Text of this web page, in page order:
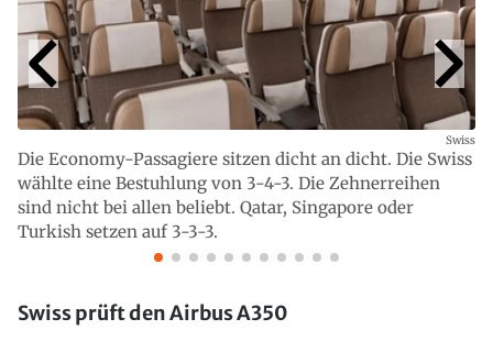
Die Economy-Passagiere sitzen dicht an dicht. Die Swiss
wählte eine Bestuhlung von 3-4-3. Die Zehnerreihen
sind nicht bei allen beliebt. Qatar, Singapore oder
Turkish setzen auf 3-3-3.
Swiss
Swiss prüft den Airbus A350